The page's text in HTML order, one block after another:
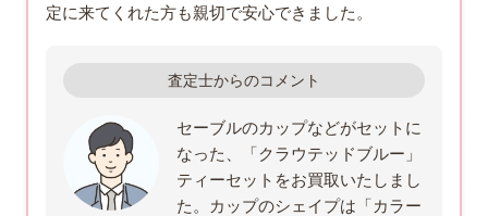
定に来てくれた方も親切で安心できました。
査定士からのコメント
セーブルのカップなどがセットに
なった、「クラウテッドブルー」
ティーセットをお買取いたしまし
た。カップのシェイプは「カラー